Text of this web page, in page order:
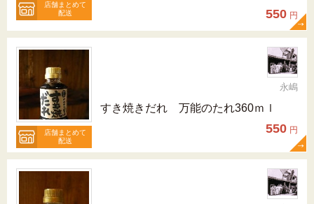
店舗まとめて
配送
550 円
店舗まとめて
配送
永嶋
すき焼きだれ 万能のたれ360ｍｌ
550 円